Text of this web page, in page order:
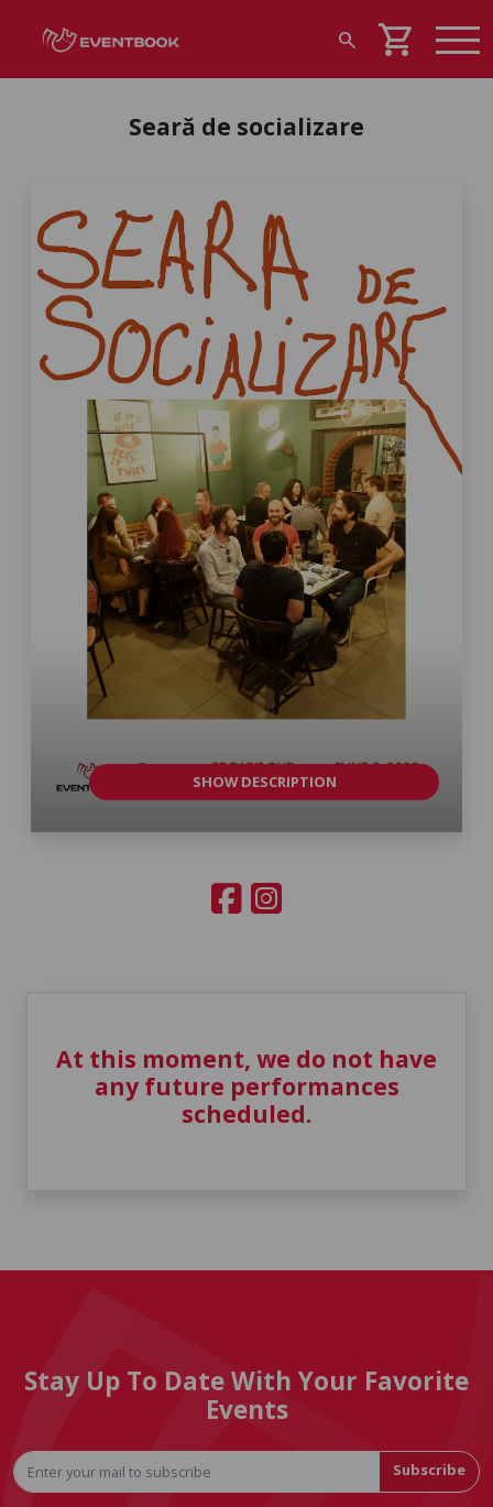
search shopping_cart
Seară de socializare
SHOW DESCRIPTION
At this moment, we do not have
any future performances
scheduled.
Stay Up To Date With Your Favorite
Events
Subscribe